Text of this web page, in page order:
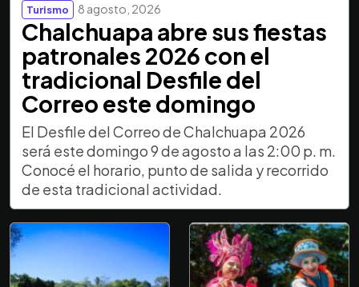
Turismo 8 agosto, 2026
Chalchuapa abre sus fiestas
patronales 2026 con el
tradicional Desfile del
Correo este domingo
El Desfile del Correo de Chalchuapa 2026
será este domingo 9 de agosto a las 2:00 p. m.
Conocé el horario, punto de salida y recorrido
de esta tradicional actividad.